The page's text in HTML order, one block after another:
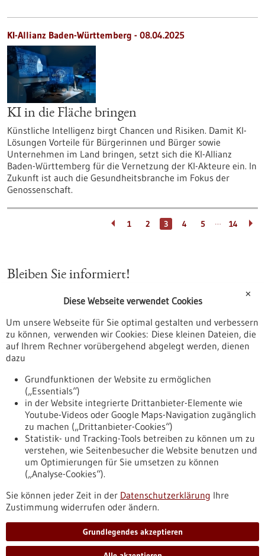
KI-Allianz Baden-Württemberg - 08.04.2025
KI in die Fläche bringen
Künstliche Intelligenz birgt Chancen und Risiken. Damit KI-
Lösungen Vorteile für Bürgerinnen und Bürger sowie
Unternehmen im Land bringen, setzt sich die KI-Allianz
Baden-Württemberg für die Vernetzung der KI-Akteure ein. In
Zukunft ist auch die Gesundheitsbranche im Fokus der
Genossenschaft.
1 2 3 4 5 … 14
Bleiben Sie informiert!
Newsletter
Wir informieren Sie zu den Themen rund um die
Gesundheitsindustrie sowie Start-ups und Innovation in Baden-
Württemberg. Mit einer Übersicht über die Artikel aus unserem
Portal und ausgewählte Pressemitteilungen halten wir Sie auf
dem Laufenden. Außerdem finden Sie im Newsletter Hinweise
auf Veranstaltungen und Förderprogramme.
Nach oben
Informiert bleiben
Newsletter abonnieren
✕
Diese Webseite verwendet Cookies
Um unsere Webseite für Sie optimal gestalten und verbessern
zu können, verwenden wir Cookies: Diese kleinen Dateien, die
auf Ihrem Rechner vorübergehend abgelegt werden, dienen
dazu
Grundfunktionen der Website zu ermöglichen
(„Essentials“)
in der Website integrierte Drittanbieter-Elemente wie
Youtube-Videos oder Google Maps-Navigation zugänglich
zu machen („Drittanbieter-Cookies“)
Statistik- und Tracking-Tools betreiben zu können um zu
verstehen, wie Seitenbesucher die Website benutzen und
um Optimierungen für Sie umsetzen zu können
(„Analyse-Cookies“).
Sie können jeder Zeit in der Datenschutzerklärung Ihre
Zustimmung widerrufen oder ändern.
Grundlegendes akzeptieren